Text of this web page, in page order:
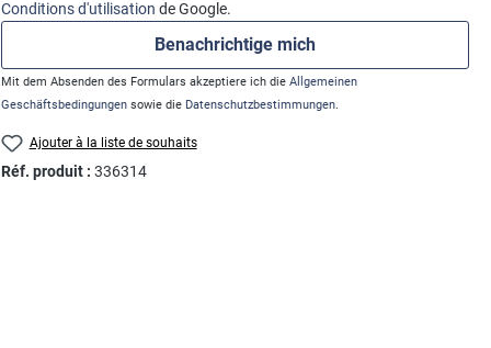
Conditions d'utilisation de Google.
Benachrichtige mich
Mit dem Absenden des Formulars akzeptiere ich dieAllgemeinen
Geschäftsbedingungen sowie die Datenschutzbestimmungen
Ajouter à la liste de souhaits
Réf. produit :336314